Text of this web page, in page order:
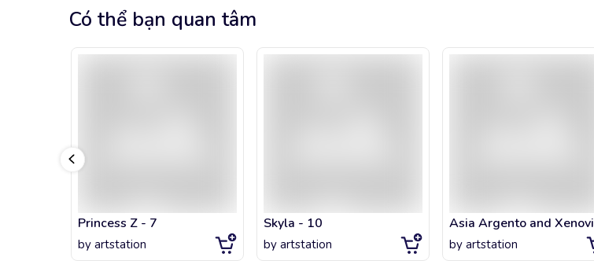
Có thể bạn quan tâm
Princess Z - 7
by artstation
Skyla - 10
by artstation by artstation